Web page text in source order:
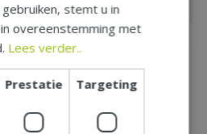
Naar boven
over
stemt u in
overeenstemming met
Lees verder..
Prestatie Targeting